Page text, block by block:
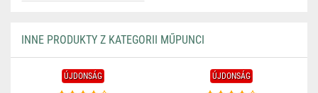
INNE PRODUKTY Z KATEGORII MŰPUNCI
ÚJDONSÁG ÚJDONSÁG